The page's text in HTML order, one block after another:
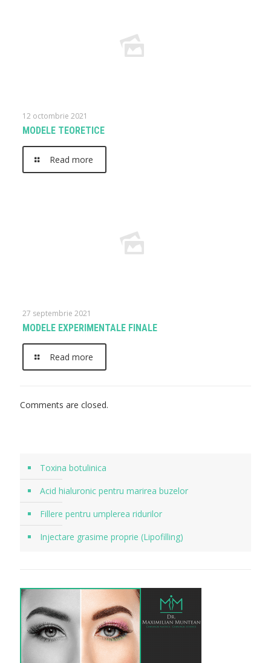
12 octombrie 2021
MODELE TEORETICE
Read more
27 septembrie 2021
MODELE EXPERIMENTALE FINALE
Read more
Comments are closed.
Toxina botulinica
Acid hialuronic pentru marirea buzelor
Fillere pentru umplerea ridurilor
Injectare grasime proprie (Lipofilling)